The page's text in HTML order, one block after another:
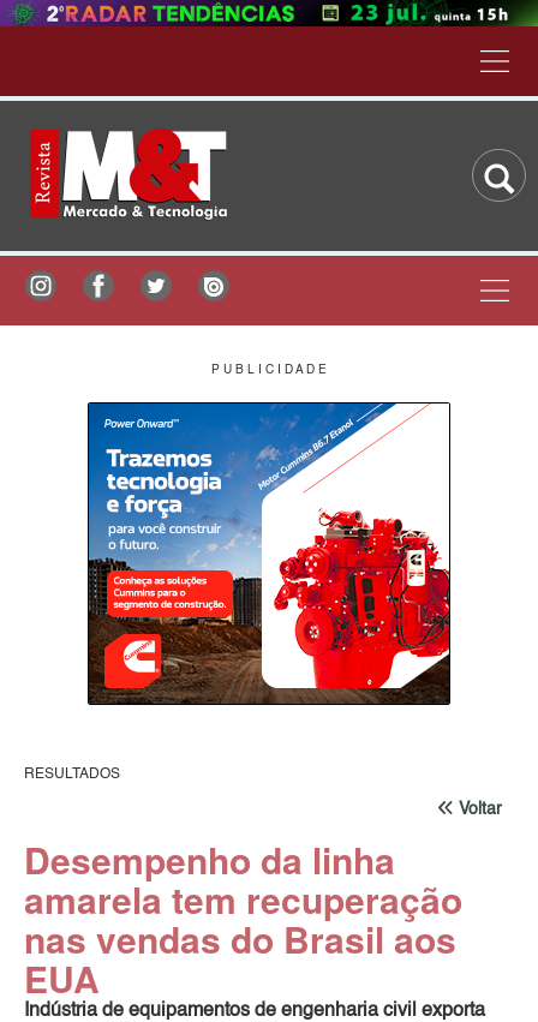
P U B L I C I D A D E
RESULTADOS
Voltar
Desempenho da linha
amarela tem recuperação
nas vendas do Brasil aos
EUA
Indústria de equipamentos de engenharia civil exporta